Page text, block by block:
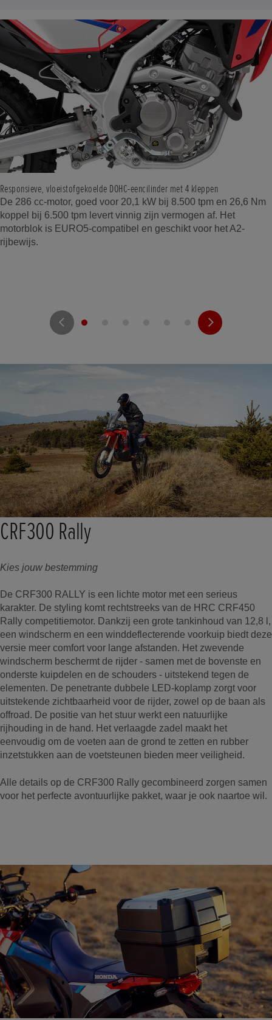
Responsieve, vloeistofgekoelde DOHC-eencilinder met 4 kleppen
De 286 cc-motor, goed voor 20,1 kW bij 8.500 tpm en 26,6 Nm
koppel bij 6.500 tpm levert vinnig zijn vermogen af. Het
motorblok is EURO5-compatibel en geschikt voor het A2-
rijbewijs.
CRF300 Rally
Kies jouw bestemming
De CRF300 RALLY is een lichte motor met een serieus
karakter. De styling komt rechtstreeks van de HRC CRF450
Rally competitiemotor. Dankzij een grote tankinhoud van 12,8 l,
een windscherm en een winddeflecterende voorkuip biedt deze
versie meer comfort voor lange afstanden. Het zwevende
windscherm beschermt de rijder - samen met de bovenste en
onderste kuipdelen en de schouders - uitstekend tegen de
elementen. De penetrante dubbele LED-koplamp zorgt voor
uitstekende zichtbaarheid voor de rijder, zowel op de baan als
offroad. De positie van het stuur werkt een natuurlijke
rijhouding in de hand. Het verlaagde zadel maakt het
eenvoudig om de voeten aan de grond te zetten en rubber
inzetstukken aan de voetsteunen bieden meer veiligheid.
Alle details op de CRF300 Rally gecombineerd zorgen samen
voor het perfecte avontuurlijke pakket, waar je ook naartoe wil.